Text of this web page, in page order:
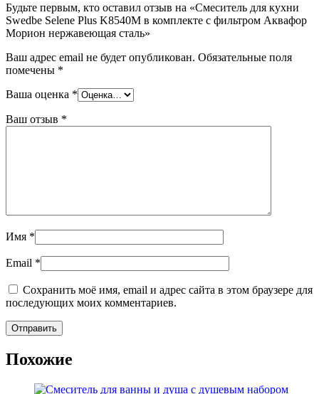
Будьте первым, кто оставил отзыв на «Смеситель для кухни
Swedbe Selene Plus K8540М в комплекте с фильтром Аквафор
Морион нержавеющая сталь»
Ваш адрес email не будет опубликован. Обязательные поля
помечены *
Ваша оценка *
Ваш отзыв *
Имя *
Email *
Сохранить моё имя, email и адрес сайта в этом браузере для
последующих моих комментариев.
Похожие